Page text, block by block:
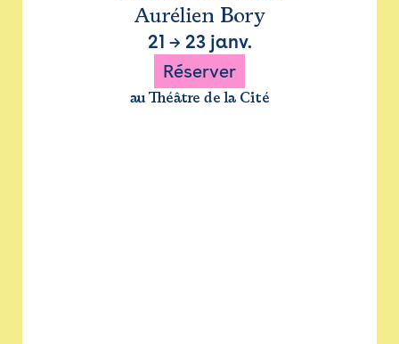
Aurélien Bory
21 → 23 janv.
Réserver
au Théâtre de la Cité